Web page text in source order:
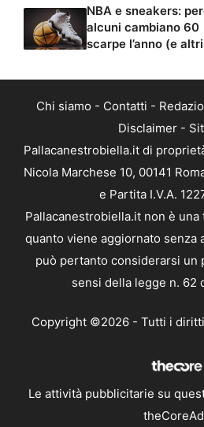
NBA e sneakers:
alcuni cambiano 60
scarpe l’anno (e
Chi siamo - Contatti -
Disclaimer -
Pallacanestrobiella.it di
Nicola Marchese 10, 00141
e Partita I.V.A.
Pallacanestrobiella.it non è
quanto viene aggiornato senza
può pertanto considerarsi un
sensi della legge n. 62
Copyright ©2026 - Tutti i
Le attività pubblicitarie su